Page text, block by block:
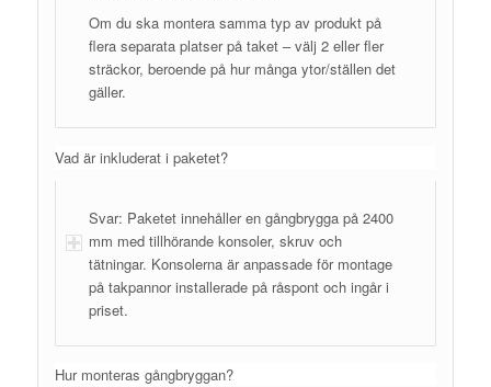
Om du ska montera samma typ av produkt på
flera separata platser på taket – välj 2 eller fler
sträckor, beroende på hur många ytor/ställen det
gäller.
Vad är inkluderat i paketet?
Svar: Paketet innehåller en gångbrygga på 2400
mm med tillhörande konsoler, skruv och
tätningar. Konsolerna är anpassade för montage
på takpannor installerade på råspont och ingår i
priset.
Hur monteras gångbryggan?